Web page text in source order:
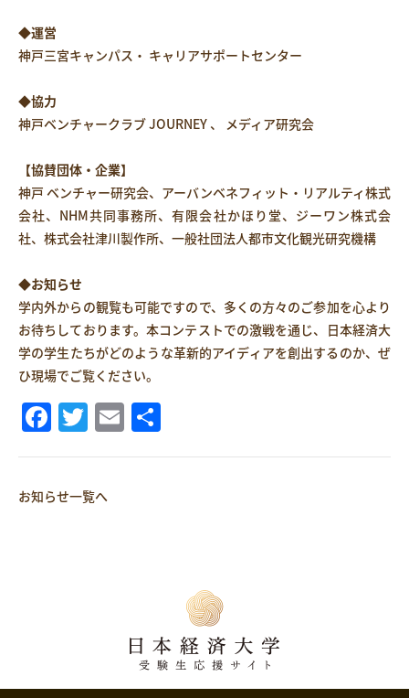
◆運営
神戸三宮キャンパス・ キャリアサポートセンター
◆協力
神戸ベンチャークラブ JOURNEY 、 メディア研究会
【協賛団体・企業】
神戸 ベンチャー研究会、アーバンベネフィット・リアルティ株式
会社、NHM共同事務所、有限会社かほり堂、ジーワン株式会
社、株式会社津川製作所、一般社団法人都市文化観光研究機構
◆お知らせ
学内外からの観覧も可能ですので、多くの方々のご参加を心より
お待ちしております。本コンテストでの激戦を通じ、日本経済大
学の学生たちがどのような革新的アイディアを創出するのか、ぜ
ひ現場でご覧ください。
Facebook
Twitter
Email
有
お知らせ一覧へ